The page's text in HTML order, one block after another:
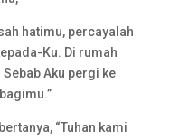
hatimu, percayalah
Ku. Di rumah
Aku pergi ke
“Tuhan kami